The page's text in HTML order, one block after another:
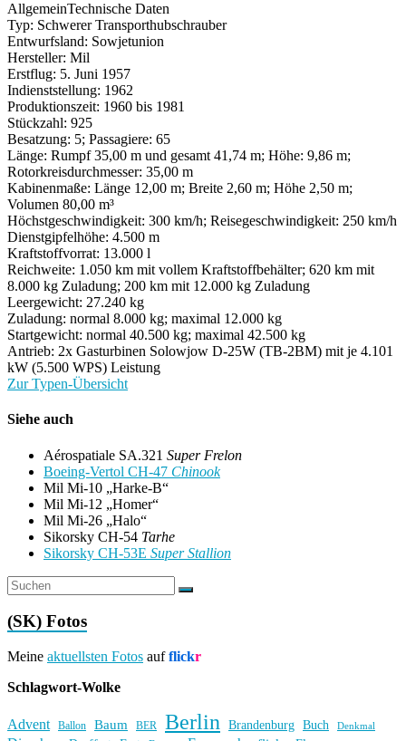
AllgemeinTechnische Daten
Typ: Schwerer Transporthubschrauber
Entwurfsland: Sowjetunion
Hersteller: Mil
Erstflug: 5. Juni 1957
Indienststellung: 1962
Produktionszeit: 1960 bis 1981
Stückzahl: 925
Besatzung: 5; Passagiere: 65
Länge: Rumpf 35,00 m und gesamt 41,74 m; Höhe: 9,86 m;
Rotorkreisdurchmesser: 35,00 m
Kabinenmaße: Länge 12,00 m; Breite 2,60 m; Höhe 2,50 m;
Volumen 80,00 m³
Höchstgeschwindigkeit: 300 km/h; Reisegeschwindigkeit: 250 km/h
Dienstgipfelhöhe: 4.500 m
Kraftstoffvorrat: 13.000 l
Reichweite: 1.050 km mit vollem Kraftstoffbehälter; 620 km mit
8.000 kg Zuladung; 200 km mit 12.000 kg Zuladung
Leergewicht: 27.240 kg
Zuladung: normal 8.000 kg; maximal 12.000 kg
Startgewicht: normal 40.500 kg; maximal 42.500 kg
Antrieb: 2x Gasturbinen Solowjow D-25W (TB-2BM) mit je 4.101
kW (5.500 WPS) Leistung
Zur Typen-Übersicht
Siehe auch
Aérospatiale SA.321 Super Frelon
Boeing-Vertol CH-47 Chinook
Mil Mi-10 „Harke-B“
Mil Mi-12 „Homer“
Mil Mi-26 „Halo“
Sikorsky CH-54 Tarhe
Sikorsky CH-53E Super Stallion
(SK) Fotos
Meine aktuellsten Fotos aufflickr
Schlagwort-Wolke
Advent Ballon Baum BER Berlin Brandenburg Buch Denkmal